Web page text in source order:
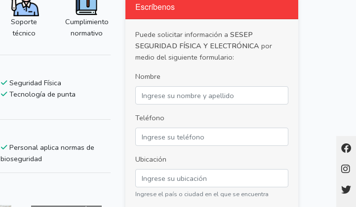
Soporte
técnico
Cumplimiento
normativo
Seguridad Física
Tecnología de punta
Personal aplica normas de
bioseguridad
Escríbenos
Puede solicitar información a SESEP
SEGURIDAD FÍSICA Y ELECTRÓNICA por
medio del siguiente formulario:
Nombre
Teléfono
Ubicación
Ingrese el país o ciudad en el que se encuentra